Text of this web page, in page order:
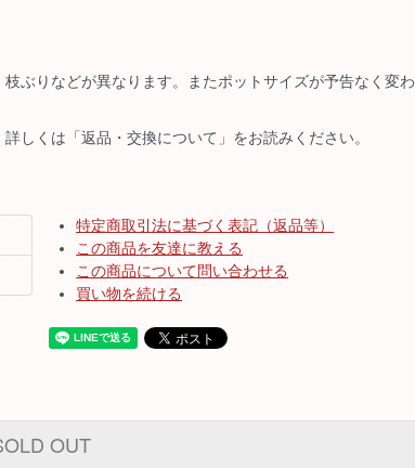
ぶりなどが異なります。またポットサイズが予告なく変わ
しくは「返品・交換について」をお読みください。
特定商取引法に基づく表記（返品等）
この商品を友達に教える
この商品について問い合わせる
買い物を続ける
OUT